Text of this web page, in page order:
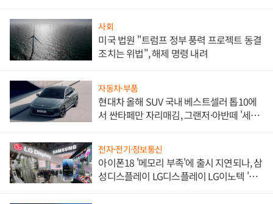
사회
미국 법원 "트럼프 정부 풍력 프로젝트 동결
조치는 위법", 해제 명령 내려
자동차·부품
현대차 올해 SUV 국내 베스트셀러 톱10에
서 싼타페만 자리매김, 그랜저·아반떼 '세단
전자·전기·정보통신
아이폰18 '메모리 부족'에 출시 지연되나, 삼
성디스플레이 LG디스플레이 LG이노텍 '탈